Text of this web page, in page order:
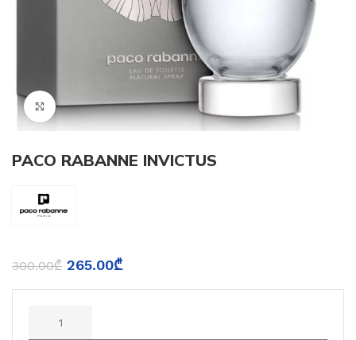
Click to enlarge
PACO RABANNE INVICTUS
300.00₾ 265.00₾